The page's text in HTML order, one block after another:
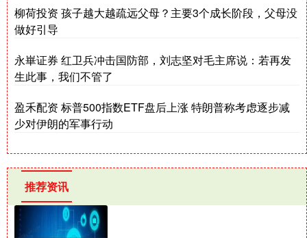
柳荷投资 孩子越大越疏远父母？主要3个成长阶段，父母没
做好引导
永崋证券 红卫兵冲击国防部，刘志坚对毛主席说：若再发
生此事，我们不管了
盈禾配资 标普500指数ETF盘后上涨 特朗普称考虑逐步减
少对伊朗的军事行动
推荐资讯